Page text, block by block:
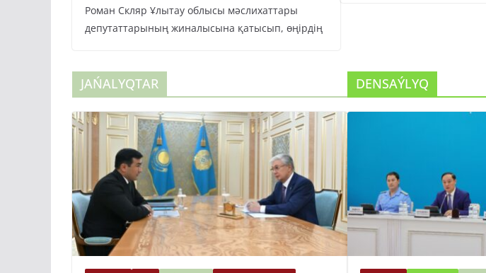
Роман Скляр Ұлытау облысы мәслихаттары
депутаттарының жиналысына қатысып, өңірдің
JAŃALYQTAR DENSAÝLYQ